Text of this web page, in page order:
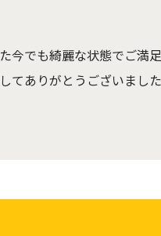
今でも綺麗な状態でご満
てありがとうございまし